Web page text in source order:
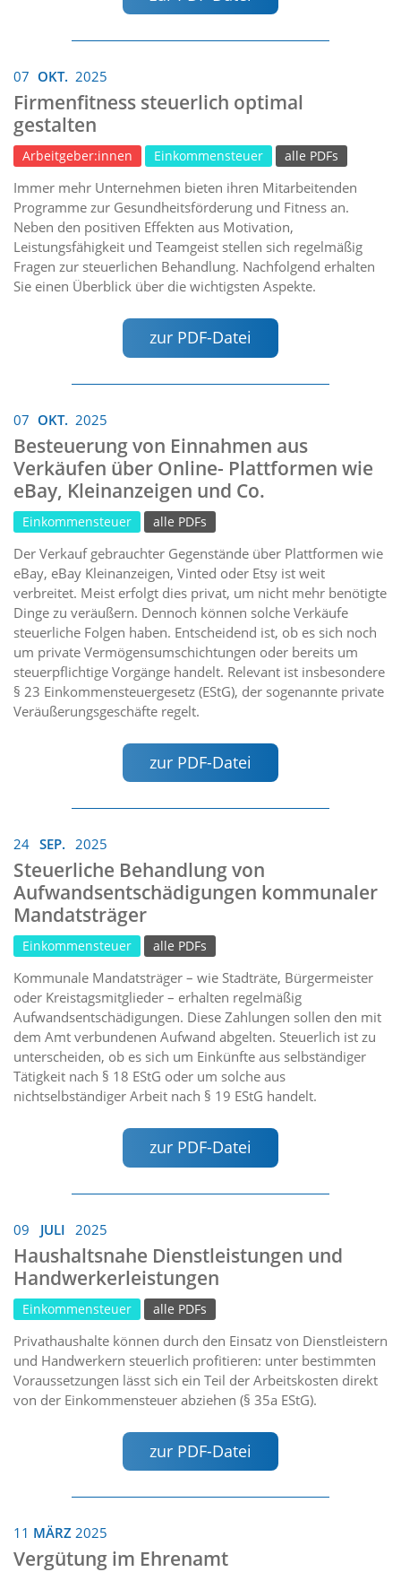
07 OKT. 2025
Firmenfitness steuerlich optimal
gestalten
Arbeitgeber:innen Einkommensteuer alle PDFs
Immer mehr Unternehmen bieten ihren Mitarbeitenden
Programme zur Gesundheitsförderung und Fitness an.
Neben den positiven Effekten aus Motivation,
Leistungsfähigkeit und Teamgeist stellen sich regelmäßig
Fragen zur steuerlichen Behandlung. Nachfolgend erhalten
Sie einen Überblick über die wichtigsten Aspekte.
zur PDF-Datei
07 OKT. 2025
Besteuerung von Einnahmen aus
Verkäufen über Online- Plattformen wie
eBay, Kleinanzeigen und Co.
Einkommensteuer alle PDFs
Der Verkauf gebrauchter Gegenstände über Plattformen wie
eBay, eBay Kleinanzeigen, Vinted oder Etsy ist weit
verbreitet. Meist erfolgt dies privat, um nicht mehr benötigte
Dinge zu veräußern. Dennoch können solche Verkäufe
steuerliche Folgen haben. Entscheidend ist, ob es sich noch
um private Vermögensumschichtungen oder bereits um
steuerpflichtige Vorgänge handelt. Relevant ist insbesondere
§ 23 Einkommensteuergesetz (EStG), der sogenannte private
Veräußerungsgeschäfte regelt.
zur PDF-Datei
24 SEP. 2025
Steuerliche Behandlung von
Aufwandsentschädigungen kommunaler
Mandatsträger
Einkommensteuer alle PDFs
Kommunale Mandatsträger – wie Stadträte, Bürgermeister
oder Kreistagsmitglieder – erhalten regelmäßig
Aufwandsentschädigungen. Diese Zahlungen sollen den mit
dem Amt verbundenen Aufwand abgelten. Steuerlich ist zu
unterscheiden, ob es sich um Einkünfte aus selbständiger
Tätigkeit nach § 18 EStG oder um solche aus
nichtselbständiger Arbeit nach § 19 EStG handelt.
zur PDF-Datei
09 JULI 2025
Haushaltsnahe Dienstleistungen und
Handwerkerleistungen
Einkommensteuer alle PDFs
Privathaushalte können durch den Einsatz von Dienstleistern
und Handwerkern steuerlich profitieren: unter bestimmten
Voraussetzungen lässt sich ein Teil der Arbeitskosten direkt
von der Einkommensteuer abziehen (§ 35a EStG).
zur PDF-Datei
11 MÄRZ 2025
Vergütung im Ehrenamt